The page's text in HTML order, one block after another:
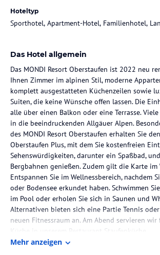
Hoteltyp
Sporthotel, Apartment-Hotel, Familienhotel,
Das Hotel allgemein
Das MONDI Resort Oberstaufen ist 2022 neu
Ihnen Zimmer im alpinen Stil, moderne
komplett ausgestatteten Küchenzeilen sowie
Suiten, die keine Wünsche offen lassen. Die
alle über einen Balkon oder eine Terrasse.
in die beeindruckenden Allgäuer Alpen.
des MONDI Resort Oberstaufen erhalten Sie
Oberstaufen Plus, mit dem Sie kostenfreien
Sehenswürdigkeiten, darunter ein Spaßbad,
Bergbahnen genießen. Zudem gilt die Karte im
Entspannen Sie im Wellnessbereich, nachdem
oder Bodensee erkundet haben. Schwimmen
im Pool oder erholen Sie sich in Saunen und
Alternativen bieten sich eine Partie Tennis
neuen Fitnessraum an. Am Abend servieren
Küche in unserem Restaurant Staufenküche.
Mehr anzeigen